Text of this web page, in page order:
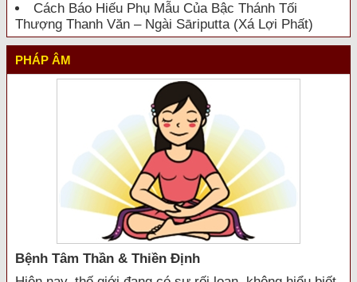
Cách Báo Hiếu Phụ Mẫu Của Bậc Thánh Tối
Thượng Thanh Văn – Ngài Sāriputta (Xá Lợi Phất)
PHÁP ÂM
Bệnh Tâm Thần & Thiền Định